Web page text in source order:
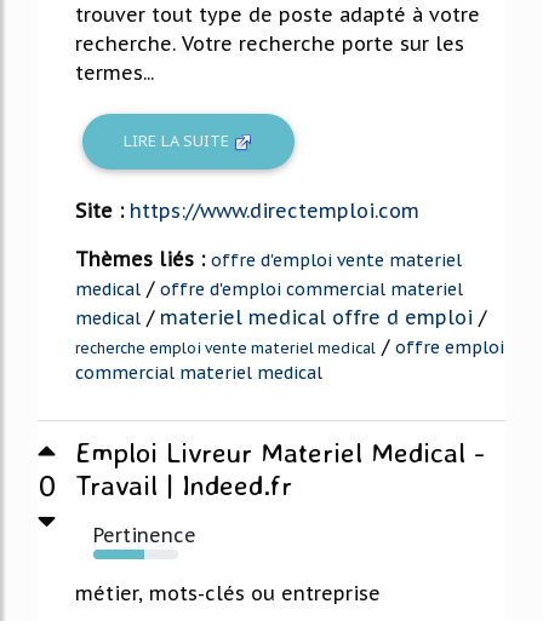
trouver tout type de poste adapté à votre
recherche. Votre recherche porte sur les
termes...
LIRE LA SUITE
Site : https://www.directemploi.com
Thèmes liés : offre d'emploi vente materiel
medical / offre d'emploi commercial materiel
medical / materiel medical offre d emploi /
recherche emploi vente materiel medical / offre emploi
commercial materiel medical
0
Emploi Livreur Materiel Medical -
Travail | Indeed.fr
Pertinence
60%
métier, mots-clés ou entreprise